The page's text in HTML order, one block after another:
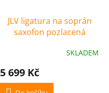
JLV ligatura na soprán
saxofon pozlacená
SKLADEM
5 699 Kč